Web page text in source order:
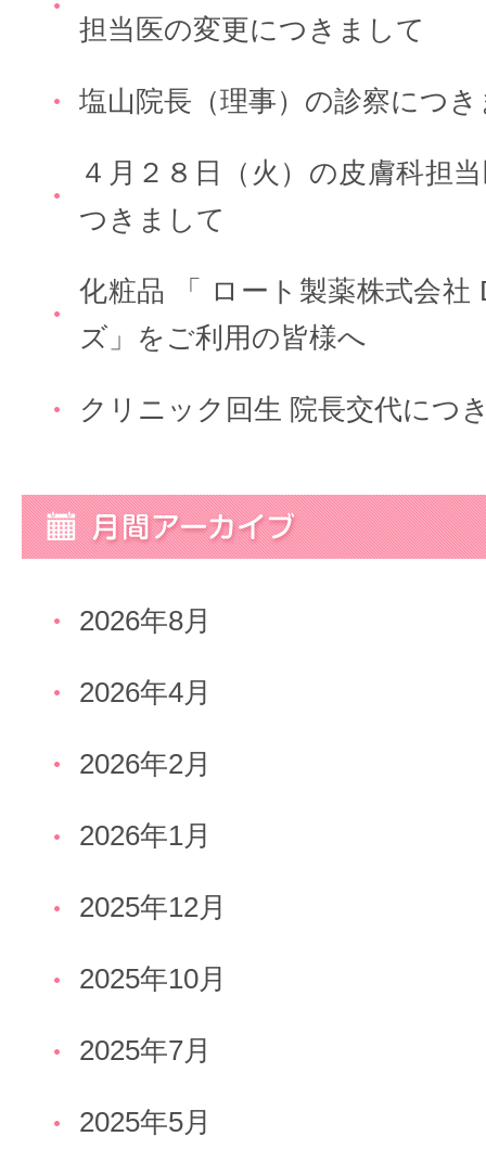
担当医の変更につきまして
塩山院長（理事）の診察につ
４月２８日（火）の皮膚科担
つきまして
化粧品 「 ロート製薬株式会社
ズ」をご利用の皆様へ
クリニック回生 院長交代につ
2026年8月
2026年4月
2026年2月
2026年1月
2025年12月
2025年10月
2025年7月
2025年5月